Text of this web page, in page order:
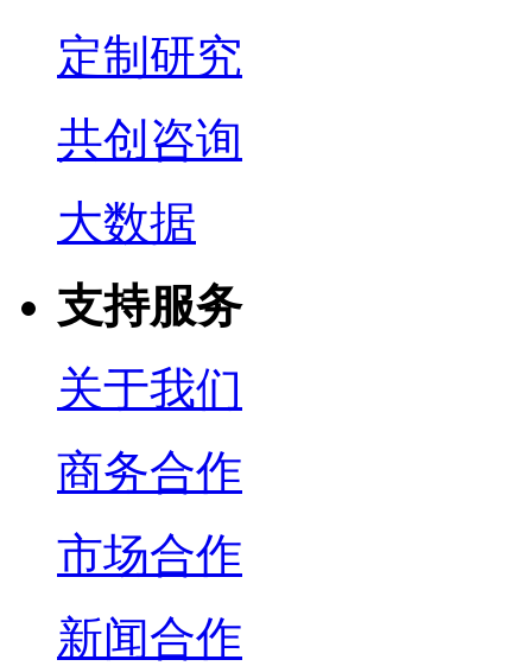
定制研究
共创咨询
大数据
支持服务
关于我们
商务合作
市场合作
新闻合作